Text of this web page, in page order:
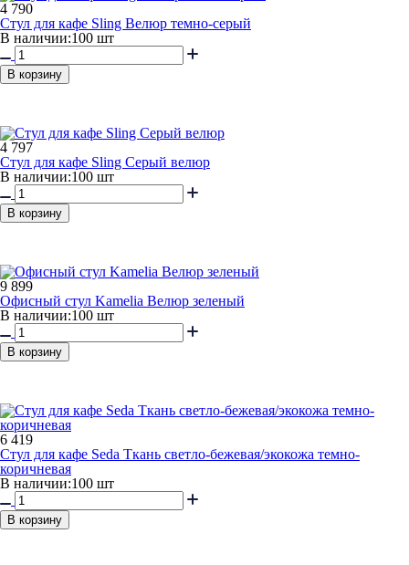
4 790
Стул для кафе Sling Велюр темно-серый
В наличии:100 шт
В корзину
4 797
Стул для кафе Sling Серый велюр
В наличии:100 шт
В корзину
9 899
Офисный стул Kamelia Велюр зеленый
В наличии:100 шт
В корзину
6 419
Стул для кафе Seda Ткань светло-бежевая/экокожа темно-
коричневая
В наличии:100 шт
В корзину